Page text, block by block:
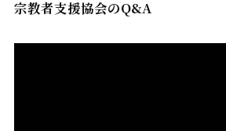
宗教者支援協会のQ&A